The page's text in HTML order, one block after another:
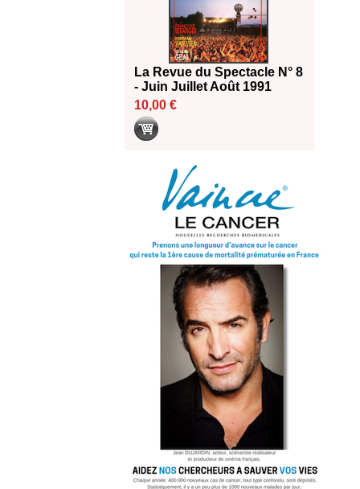
La Revue du Spectacle N° 8
- Juin Juillet Août 1991
10,00 €